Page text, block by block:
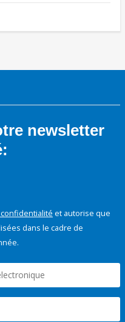
newsletter
et autorise que
dans le cadre de